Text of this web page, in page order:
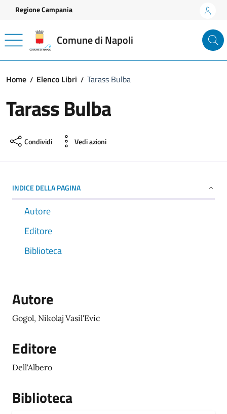
Vai ai contenuti
Vai al footer
Regione Campania
Comune di Napoli
Home Elenco Libri Tarass Bulba
Tarass Bulba
Condividi Vedi azioni
INDICE DELLA PAGINA
Autore
Editore
Biblioteca
Autore
Gogol, Nikolaj Vasil'Evic
Editore
Dell'Albero
Biblioteca